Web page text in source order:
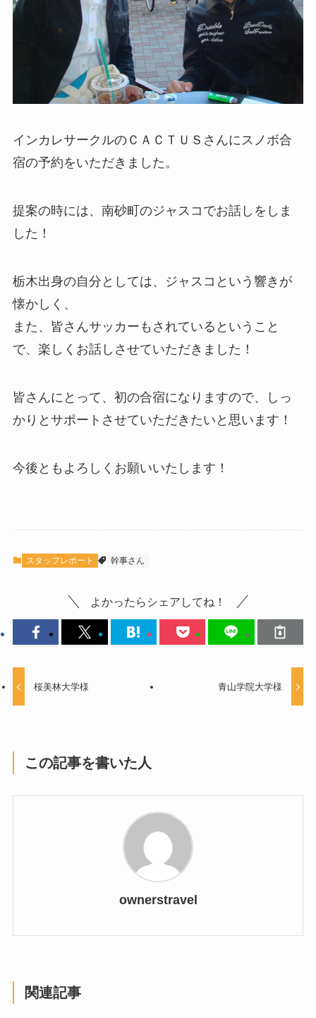
インカレサークルのＣＡＣＴＵＳさんにスノボ合
宿の予約をいただきました。
提案の時には、南砂町のジャスコでお話しをしま
した！
栃木出身の自分としては、ジャスコという響きが
懐かしく、
また、皆さんサッカーもされているということ
で、楽しくお話しさせていただきました！
皆さんにとって、初の合宿になりますので、しっ
かりとサポートさせていただきたいと思います！
今後ともよろしくお願いいたします！
スタッフレポート 幹事さん
よかったらシェアしてね！
桜美林大学様 青山学院大学様
この記事を書いた人
ownerstravel
関連記事